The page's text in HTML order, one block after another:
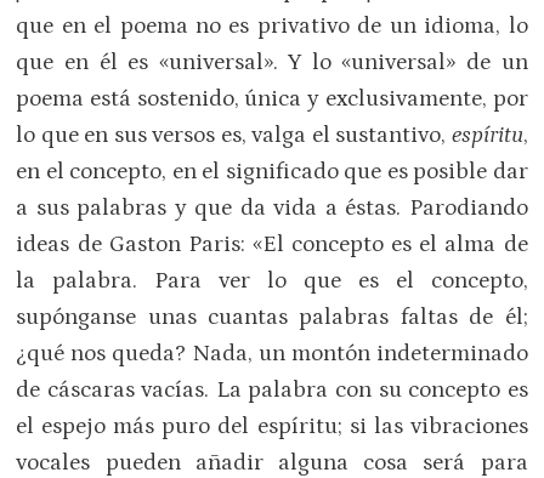
que en el poema no es privativo de un idioma, lo
que en él es «universal». Y lo «universal» de un
poema está sostenido, única y exclusivamente, por
lo que en sus versos es, valga el sustantivo, espíritu,
en el concepto, en el significado que es posible dar
a sus palabras y que da vida a éstas. Parodiando
ideas de Gaston Paris: «El concepto es el alma de
la palabra. Para ver lo que es el concepto,
supónganse unas cuantas palabras faltas de él;
¿qué nos queda? Nada, un montón indeterminado
de cáscaras vacías. La palabra con su concepto es
el espejo más puro del espíritu; si las vibraciones
vocales pueden añadir alguna cosa será para